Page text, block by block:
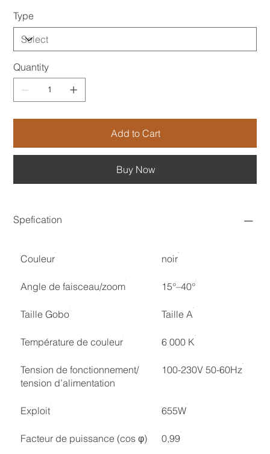
Type
Quantity
Add to Cart
Buy Now
Spefication
Couleur noir
Angle de faisceau/zoom 15°–40°
Taille Gobo Taille A
Température de couleur 6 000 K
Tension de fonctionnement/
tension d’alimentation
100-230V 50-60Hz
Exploit 655W
Facteur de puissance (cos φ) 0,99